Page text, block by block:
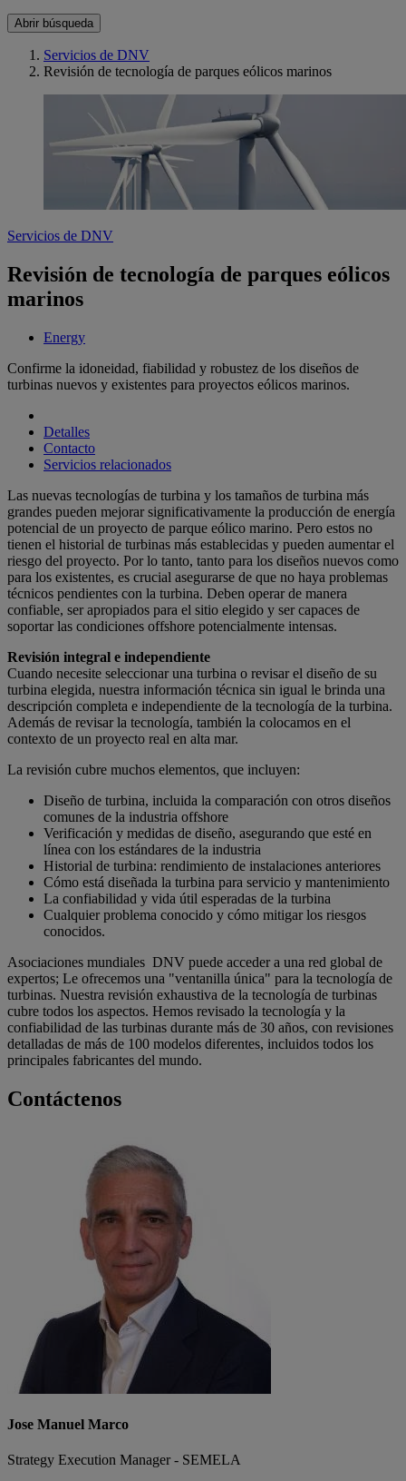
Abrir búsqueda
Servicios de DNV
Revisión de tecnología de parques eólicos marinos
Servicios de DNV
Revisión de tecnología de parques eólicos
marinos
Energy
Confirme la idoneidad, fiabilidad y robustez de los diseños de
turbinas nuevos y existentes para proyectos eólicos marinos.
Detalles
Contacto
Servicios relacionados
Las nuevas tecnologías de turbina y los tamaños de turbina más
grandes pueden mejorar significativamente la producción de energía
potencial de un proyecto de parque eólico marino. Pero estos no
tienen el historial de turbinas más establecidas y pueden aumentar el
riesgo del proyecto. Por lo tanto, tanto para los diseños nuevos como
para los existentes, es crucial asegurarse de que no haya problemas
técnicos pendientes con la turbina. Deben operar de manera
confiable, ser apropiados para el sitio elegido y ser capaces de
soportar las condiciones offshore potencialmente intensas.
Revisión integral e independiente
Cuando necesite seleccionar una turbina o revisar el diseño de su
turbina elegida, nuestra información técnica sin igual le brinda una
descripción completa e independiente de la tecnología de la turbina.
Además de revisar la tecnología, también la colocamos en el
contexto de un proyecto real en alta mar.
La revisión cubre muchos elementos, que incluyen:
Diseño de turbina, incluida la comparación con otros diseños
comunes de la industria offshore
Verificación y medidas de diseño, asegurando que esté en
línea con los estándares de la industria
Historial de turbina: rendimiento de instalaciones anteriores
Cómo está diseñada la turbina para servicio y mantenimiento
La confiabilidad y vida útil esperadas de la turbina
Cualquier problema conocido y cómo mitigar los riesgos
conocidos.
Asociaciones mundiales DNV puede acceder a una red global de
expertos; Le ofrecemos una "ventanilla única" para la tecnología de
turbinas. Nuestra revisión exhaustiva de la tecnología de turbinas
cubre todos los aspectos. Hemos revisado la tecnología y la
confiabilidad de las turbinas durante más de 30 años, con revisiones
detalladas de más de 100 modelos diferentes, incluidos todos los
principales fabricantes del mundo.
Contáctenos
Jose Manuel Marco
Strategy Execution Manager - SEMELA